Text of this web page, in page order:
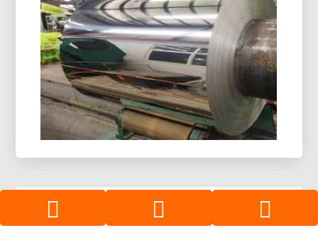
8021 a folha de alumínio moldada a frio foi
projetada para embalagens blister exigentes,
proporcionando excelente resistência à umidade,
excelente conformabilidade, e proteção confiável
do prazo de validade.
Solar Térmico
Últimos blogs